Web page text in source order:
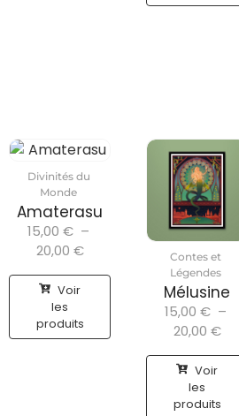
Divinités du
Monde
Amaterasu
15,00 € –
20,00 €
Voir
les
produits
Contes et
Légendes
Mélusine
15,00 € –
20,00 €
Voir
les
produits